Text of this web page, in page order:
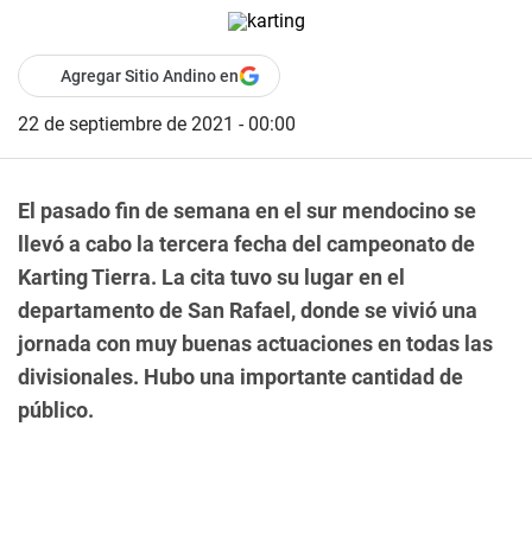
Agregar Sitio Andino en
22 de septiembre de 2021 - 00:00
El pasado fin de semana en el sur mendocino se
llevó a cabo la tercera fecha del campeonato de
Karting Tierra. La cita tuvo su lugar en el
departamento de San Rafael, donde se vivió una
jornada con muy buenas actuaciones en todas las
divisionales. Hubo una importante cantidad de
público.